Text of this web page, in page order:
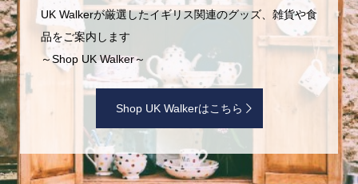
UK Walkerが厳選したイギリス関連のグッズ、雑貨や食
品をご案内します
～Shop UK Walker～
Shop UK Walkerはこちら